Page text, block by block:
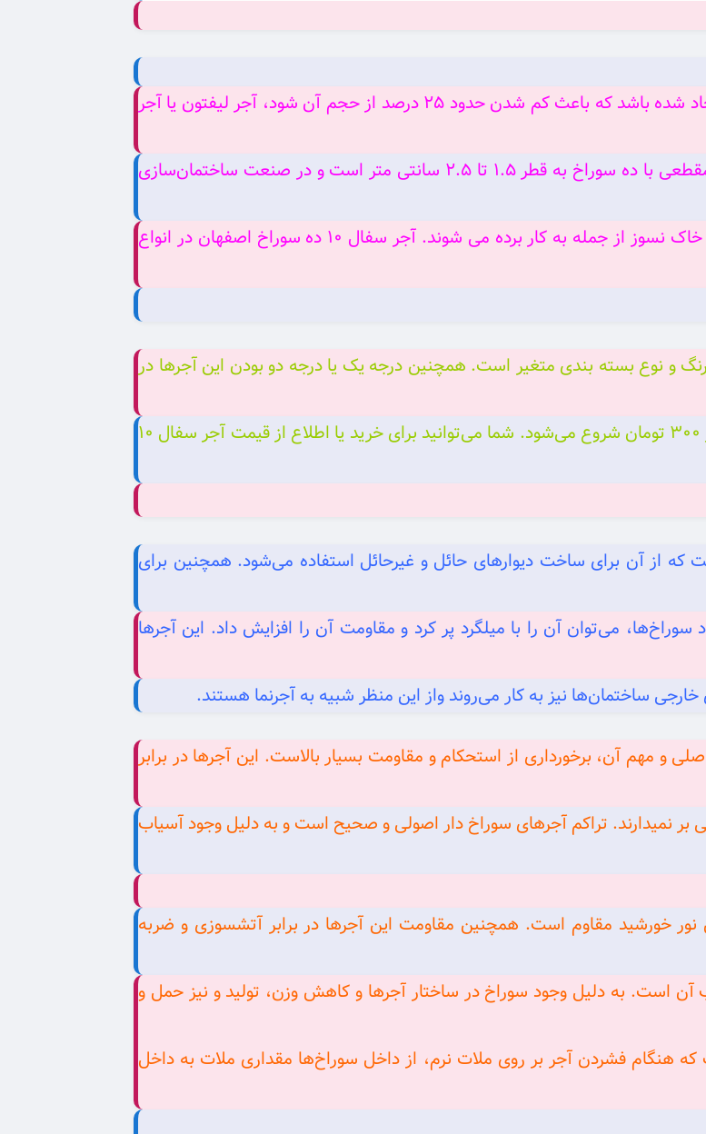
در صنایع ساخت و ساز، به آجری که درون آن سوراخ‌های ایجاد شده باشد که باعث کم شدن حدود ۲۵ درصد از حجم آن شود، آجر لیفتون یا آجر
دار می‌گوییم. آجر سفال ۱۰ ده سوراخ اصفهان دارای سطح مقطعی با ده سوراخ به قطر ۱.۵ تا ۲.۵ سانتی متر است و در صنعت ساختمان‌سازی
تولید این نوع آجرها، موادی از قبیل خاک رس، خاک شیل و خاک نسوز از جمله به کار برده می شوند. آجر سفال ۱۰ ده سوراخ اصفهان در انواع
رنگ و نوع بسته بندی متغیر است. همچنین درجه یک یا درجه دو بودن این آجرها در
تاثیر گذار است. به طور معمول حدود قیمت آجر 10 سوراخ از 300 تومان شروع می‌شود. شما می‌توانید برای خرید یا اطلاع از قیمت آجر سفال ۱۰
سوراخ اصفهان این است که از آن برای ساخت دیوارهای حائل و غیرحائل استفاده می‌شود. همچنین برای
می‌توان آن را با میلگرد پر کرد و مقاومت آن را افزایش داد. این آجرها
ساختمان‌ها نیز به کار می‌روند واز این منظر شبیه به آجرنما هستند.
مزیت اصلی و مهم آن، برخورداری از استحکام و مقاومت بسیار بالاست. این آجرها در برابر
نمیدارند. تراکم آجرهای سوراخ‌ دار اصولی و صحیح است و به دلیل وجود آسیاب
خورشید مقاوم است. همچنین مقاومت این آجرها در برابر آتشسوزی و ضربه
قیمت مناسب آن است. به دلیل وجود سوراخ در ساختار آجرها و کاهش وزن، تولید و نیز حمل‌ و
هنگام فشردن آجر بر روی ملات نرم، از داخل سوراخ‌ها مقداری ملات به داخل